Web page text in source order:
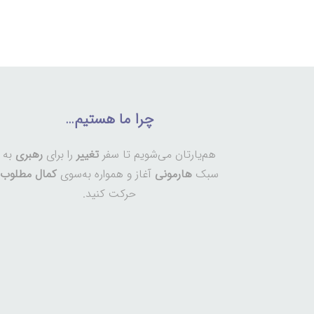
چرا ما هستیم…
هم‌یارتان می‌شویم تا سفر تغییر را برای رهبری به
سبک هارمونی آغاز و همواره به‌سوی کمال مطلوب
حرکت کنید.